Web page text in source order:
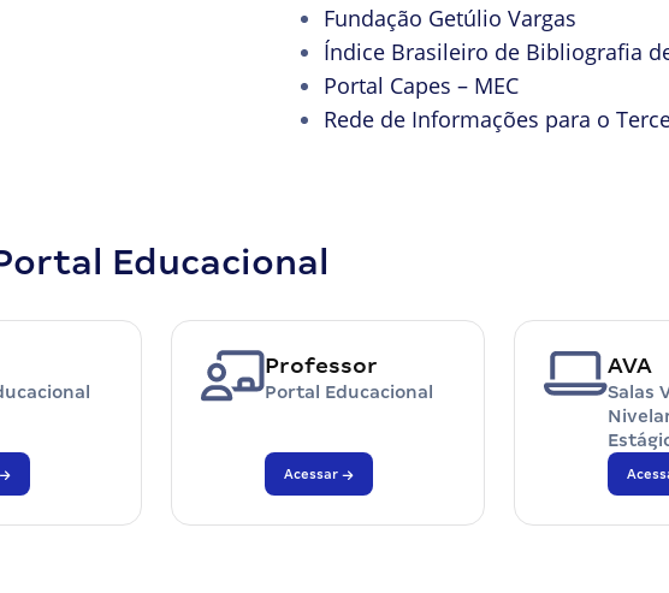
Fundação Getúlio Vargas
Índice Brasileiro de Bibliografia
Portal Capes – MEC
Rede de Informações para o
Educacional
Professor
Portal Educacional
Acessar
AVA
Salas